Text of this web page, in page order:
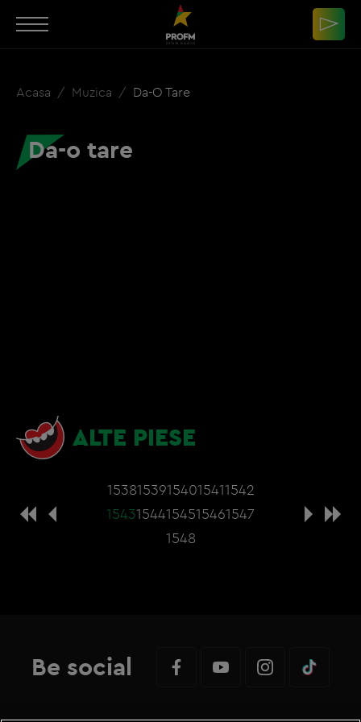
Acasa Muzica Da-O Tare
Da-o tare
ALTE PIESE
15381539154015411542
15431544154515461547
1548
Be social